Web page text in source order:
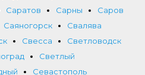
Саратов Сарны
Саров
Саяногорск
Свалява
Свесса
Светловодск
Светлый
Севастополь